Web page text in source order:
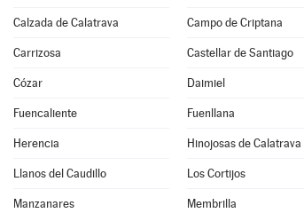
Calzada de Calatrava Campo de Criptana
Carrizosa Castellar de Santiago
Cózar Daimiel
Fuencaliente Fuenllana
Herencia Hinojosas de Calatrava
Llanos del Caudillo Los Cortijos
Manzanares Membrilla